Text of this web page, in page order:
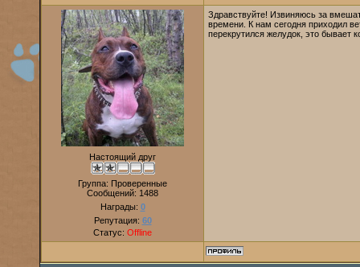
Настоящий друг
Группа: Проверенные
Сообщений: 1488
Награды: 0
Репутация: 60
Статус: Offline
Здравствуйте! Извиняюсь за
времени. К нам сегодня приходил
перекрутился желудок, это бывает